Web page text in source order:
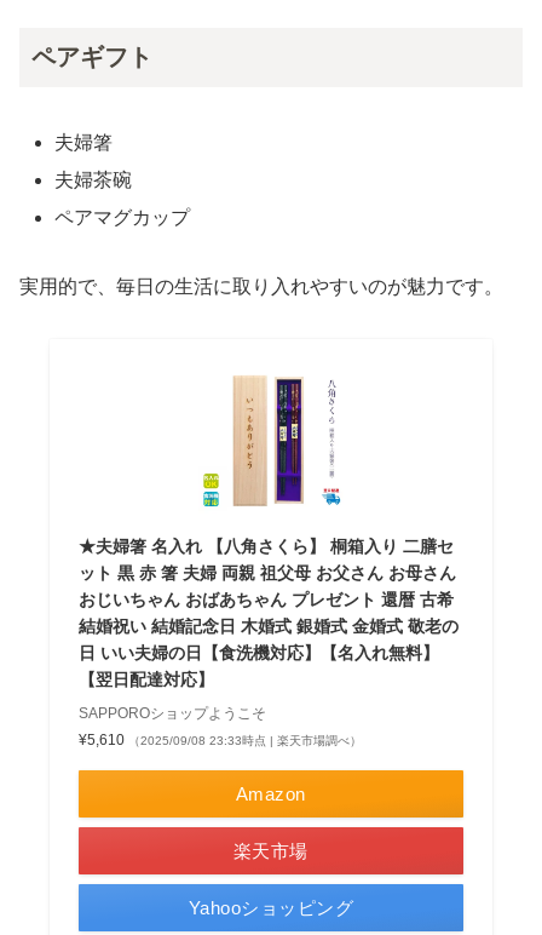
ペアギフト
夫婦箸
夫婦茶碗
ペアマグカップ
実用的で、毎日の生活に取り入れやすいのが魅力です。
★夫婦箸 名入れ 【八角さくら】 桐箱入り 二膳セ
ット 黒 赤 箸 夫婦 両親 祖父母 お父さん お母さん
おじいちゃん おばあちゃん プレゼント 還暦 古希
結婚祝い 結婚記念日 木婚式 銀婚式 金婚式 敬老の
日 いい夫婦の日【食洗機対応】【名入れ無料】
【翌日配達対応】
SAPPOROショップようこそ
¥5,610
（2025/09/08 23:33時点 | 楽天市場調べ）
Amazon
楽天市場
Yahooショッピング